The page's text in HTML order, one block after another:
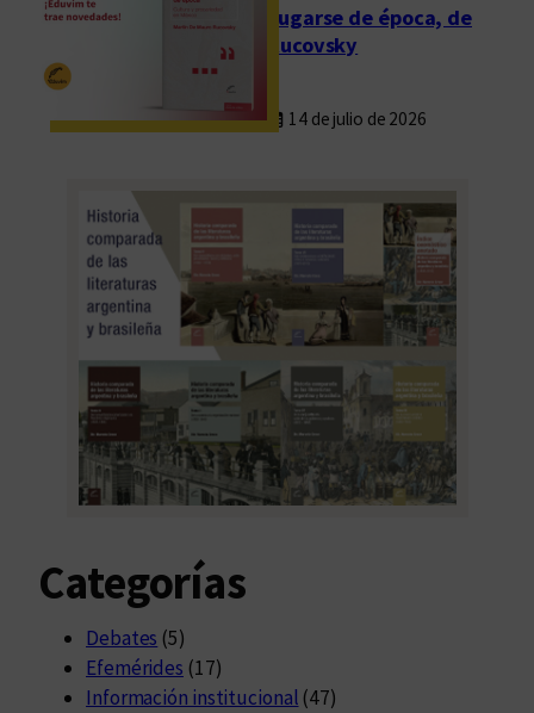
Fugarse de época, de
Rucovsky
14 de julio de 2026
Categorías
Debates (5)
Efemérides (17)
Información institucional (47)